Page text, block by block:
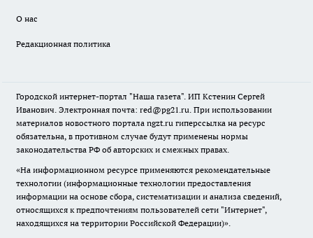
О нас
Редакционная политика
Городской интернет-портал "Наша газета". ИП Кстенин Сергей
Иванович. Электронная почта: red@pg21.ru. При использовании
материалов новостного портала ngzt.ru гиперссылка на ресурс
обязательна, в противном случае будут применены нормы
законодательства РФ об авторских и смежных правах.
«На информационном ресурсе применяются рекомендательные
технологии (информационные технологии предоставления
информации на основе сбора, систематизации и анализа сведений,
относящихся к предпочтениям пользователей сети "Интернет",
находящихся на территории Российской Федерации)».